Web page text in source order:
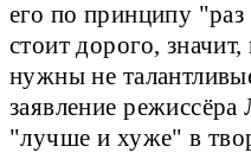
его по принципу
стоит дорого,
нужны не
заявление
"лучше и хуже" в